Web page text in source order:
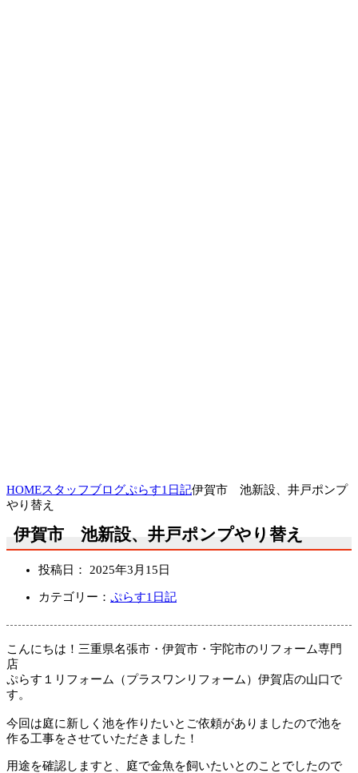
HOMEスタッフブログぷらす1日記伊賀市 池新設、井戸ポンプ
やり替え
伊賀市 池新設、井戸ポンプやり替え
投稿日： 2025年3月15日
カテゴリー： ぷらす1日記
こんにちは！三重県名張市・伊賀市・宇陀市のリフォーム専門
店
ぷらす１リフォーム（プラスワンリフォーム）伊賀店の山口で
す。
今回は庭に新しく池を作りたいとご依頼がありましたので池を
作る工事をさせていただきました！
用途を確認しますと、庭で金魚を飼いたいとのことでしたので